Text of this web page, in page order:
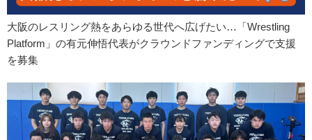
大阪のレスリング熱をあらゆる世代へ広げたい…「Wrestling
Platform」の有元伸悟代表がクラウンドファンディングで支援
を募集